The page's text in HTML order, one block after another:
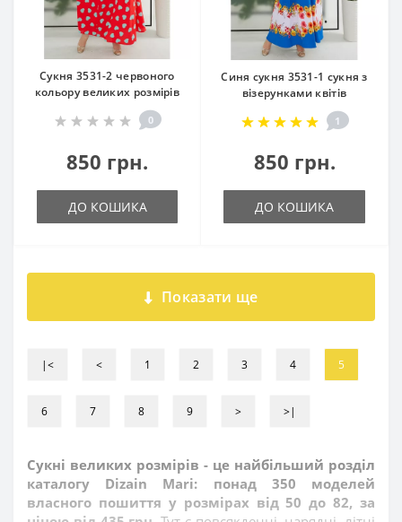
Сукня 3531-2 червоного
кольору великих розмірів
0
850 грн.
ДО КОШИКА
Синя сукня 3531-1 сукня з
візерунками квітів
1
850 грн.
ДО КОШИКА
Показати ще
|< < 1 2 3 4 5
6 7 8 9 > >|
Сукні великих розмірів - це найбільший розділ
каталогу Dizain Mari: понад 350 моделей
власного пошиття у розмірах від 50 до 82, за